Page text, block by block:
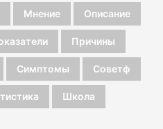
Мнение Описание
Причины
Симптомы Советф
Школа